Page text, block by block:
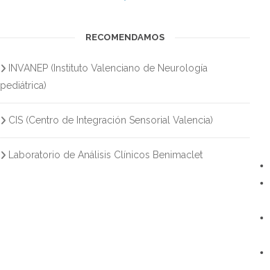
RECOMENDAMOS
INVANEP (Instituto Valenciano de Neurología
pediátrica)
CIS (Centro de Integración Sensorial Valencia)
Laboratorio de Análisis Clínicos Benimaclet